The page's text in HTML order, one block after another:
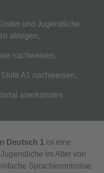
und Jugendliche
ablegen,
nachweisen,
A1 nachweisen,
anerkanntes
Deutsch 1 ist eine
im Alter von
Sprachkenntnisse